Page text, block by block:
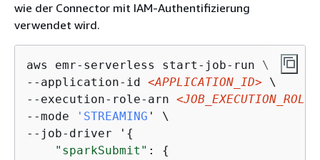
wie der Connector mit IAM-Authentifizierung
verwendet wird.
aws emr-serverless start-job-run \
--application-id <APPLICATION_ID> \
--execution-role-arn <JOB_EXECUTION_ROLE>
--mode
'STREAMING ' \
--job-driver ' {
"sparkSubmit" : {